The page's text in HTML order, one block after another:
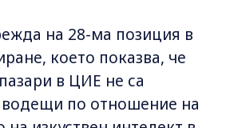
на 28-ма позиция в
което показва, че
в ЦИЕ не са
по отношение на